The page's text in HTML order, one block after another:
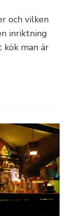
och vilken
inriktning
kök man är